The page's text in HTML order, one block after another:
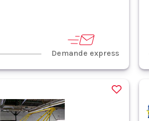
Demande express